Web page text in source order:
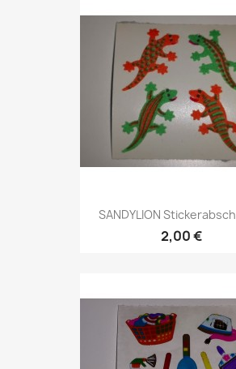
SANDYLION
2,00 €